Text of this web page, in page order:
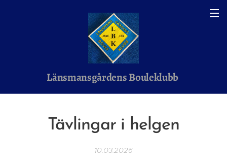
Länsmansgårdens Bouleklubb
Tävlingar i helgen
10.03.2026